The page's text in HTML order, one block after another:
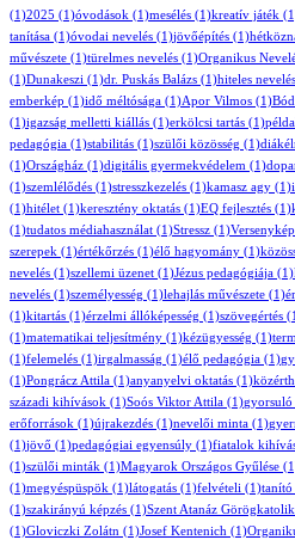
(1)2025 (1)óvodások (1)mesélés (1)kreatív játék
tanítása (1)óvodai nevelés (1)jövőépítés (1)
művészete (1)türelmes nevelés (1)Organikus
(1)Dunakeszi (1)dr. Puskás Balázs (1)hiteles nevelés
emberkép (1)idő méltósága (1)Apor Vilmos (1)
(1)igazság melletti kiállás (1)erkölcsi tartás (1)
pedagógia (1)stabilitás (1)szülői közösség (1)
(1)Országház (1)digitális gyermekvédelem (1)
(1)szemlélődés (1)stresszkezelés (1)kamasz agy (1)
(1)hitélet (1)keresztény oktatás (1)EQ fejlesztés (1)
(1)tudatos médiahasználat (1)Stressz (1)
szerepek (1)értékőrzés (1)élő hagyomány (1)
nevelés (1)szellemi üzenet (1)Jézus pedagógiája (1)
nevelés (1)személyesség (1)lehajlás művészete (1)
(1)kitartás (1)érzelmi állóképesség (1)szövegértés
(1)matematikai teljesítmény (1)kézügyesség (1)
(1)felemelés (1)irgalmasság (1)élő pedagógia (1)
(1)Pongrácz Attila (1)anyanyelvi oktatás (1)
századi kihívások (1)Soós Viktor Attila (1)gyorsuló
erőforrások (1)újrakezdés (1)nevelői minta (1)
(1)jövő (1)pedagógiai egyensúly (1)fiatalok
(1)szülői minták (1)Magyarok Országos Gyűlése
(1)megyéspüspök (1)látogatás (1)felvételi (1)tanító
(1)szakirányú képzés (1)Szent Atanáz
(1)Gloviczki Zolátn (1)Josef Kentenich (1)